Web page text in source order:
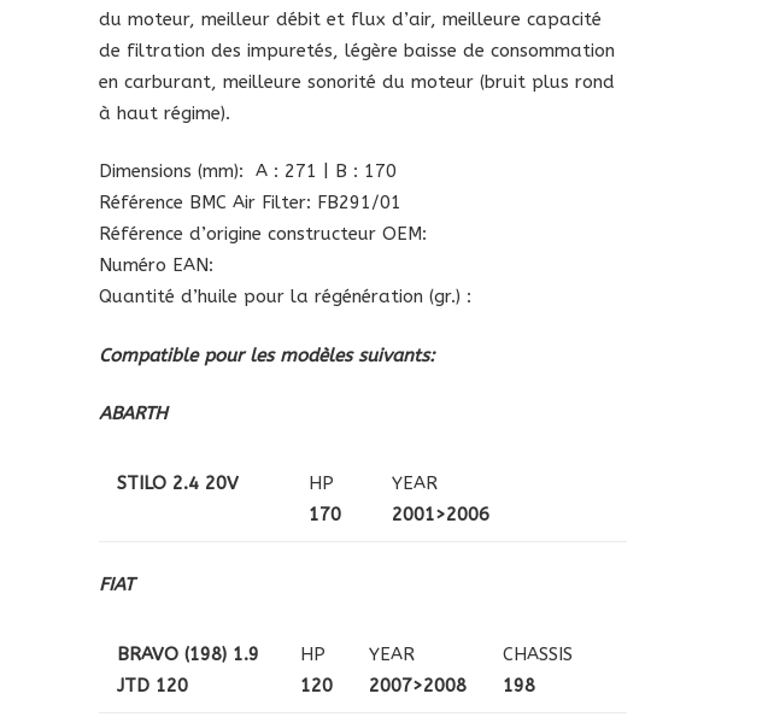
du moteur, meilleur débit et flux d’air, meilleure capacité
de filtration des impuretés, légère baisse de consommation
en carburant, meilleure sonorité du moteur (bruit plus rond
à haut régime).
Dimensions (mm): A : 271 | B : 170
Référence BMC Air Filter: FB291/01
Référence d’origine constructeur OEM:
Numéro EAN:
Quantité d’huile pour la régénération (gr.) :
Compatible pour les modèles suivants:
ABARTH
STILO 2.4 20V
HP
170
YEAR
2001>2006
FIAT
BRAVO (198) 1.9
JTD 120
HP
120
YEAR
2007>2008
CHASSIS
198